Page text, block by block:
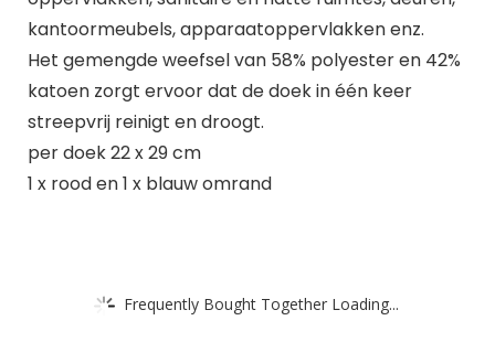
kantoormeubels, apparaatoppervlakken enz.
Het gemengde weefsel van 58% polyester en 42%
katoen zorgt ervoor dat de doek in één keer
streepvrij reinigt en droogt.
per doek 22 x 29 cm
1 x rood en 1 x blauw omrand
Frequently Bought Together Loading...